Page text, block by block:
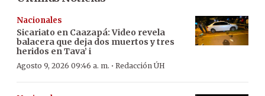
Nacionales
Sicariato en Caazapá: Video revela
balacera que deja dos muertos y tres
heridos en Tava’ i
Agosto 9, 2026 09:46 a. m. · Redacción ÚH